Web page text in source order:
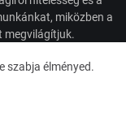
miközben a
megvilágítjuk.
szabja élményed.